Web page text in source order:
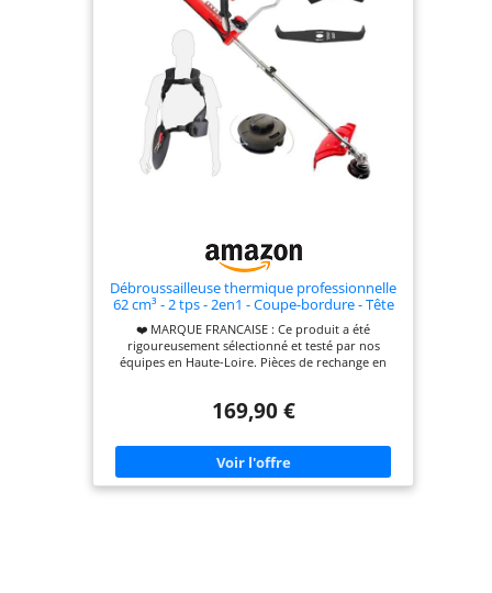
végétations plus denses. Un seul outil pour tous
vos travaux de jardin. CONFORT D’UTILISATION
AVEC HARNAIS : Le harnais inclus permet de mieux
répartir le poids de la machine et de réduire la
fatigue, idéal pour les longues sessions de travail.
SERVICE CLIENT & PIÈCES DÉTACHÉES
DISPONIBLES : GT GARDEN est une marque
française qui offre un service client réactif et un
stock permanent de pièces détachées en entrepôt,
garantissant l’entretien, la réparation et une
utilisation continue de votre débroussailleuse
Débroussailleuse thermique professionnelle
62 cm³ - 2 tps - 2en1 - Coupe-bordure - Tête
double fil - 2 lames - Anti-vibration
❤️ MARQUE FRANCAISE : Ce produit a été
rigoureusement sélectionné et testé par nos
équipes en Haute-Loire. Pièces de rechange en
broussailles épaisses. Idéal pour les terrains
Lame 3 dents pour végétation dense et lame 2
dents spéciale ronces. Tête double fil Ø 420 mm à
rechargement rapide et rallonge automatique. ✅
CONFORT : Système anti-vibration avec
169,90 €